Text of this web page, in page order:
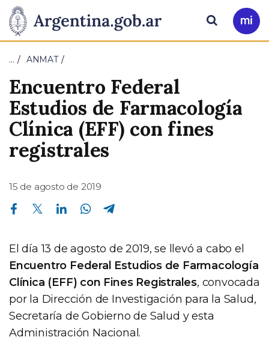
Presidencia
de
la
Nación
Pasar al contenido principal
Ir
a
Buscar
… ANMAT
Encuentro Federal
Estudios de Farmacología
Clínica (EFF) con fines
registrales
15 de agosto de 2019
Compartir en Facebook Compartir en Twitter Compartir en Linkedin Compartir en Whatsapp
El día 13 de agosto de 2019, se llevó a cabo el
Encuentro Federal Estudios de Farmacología
Clínica (EFF) con Fines Registrales, convocada
por la Dirección de Investigación para la Salud,
Secretaría de Gobierno de Salud y esta
Administración Nacional.